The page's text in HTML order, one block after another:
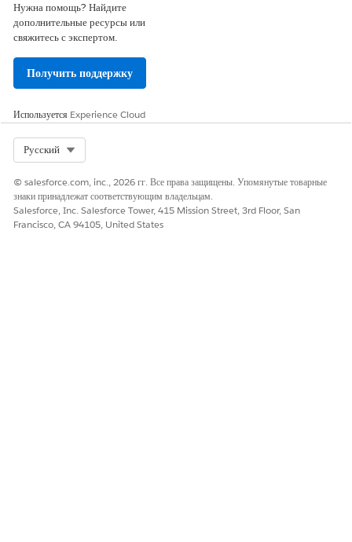
Нужна помощь? Найдите
дополнительные ресурсы или
свяжитесь с экспертом.
Получить поддержку
Используется Experience Cloud
Русский
© salesforce.com, inc., 2026 гг. Все права защищены. Упомянутые товарные
знаки принадлежат соответствующим владельцам.
Salesforce, Inc. Salesforce Tower, 415 Mission Street, 3rd Floor, San
Francisco, CA 94105, United States